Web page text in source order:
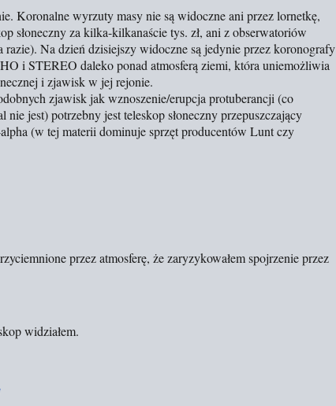
Koronalne wyrzuty masy nie są widoczne ani przez lornetkę,
słoneczny za kilka-kilkanaście tys. zł, ani z obserwatoriów
razie). Na dzień dzisiejszy widoczne są jedynie przez koronografy
i STEREO daleko ponad atmosferą ziemi, która uniemożliwia
i zjawisk w jej rejonie.
zjawisk jak wznoszenie/erupcja protuberancji (co
jest) potrzebny jest teleskop słoneczny przepuszczający
(w tej materii dominuje sprzęt producentów Lunt czy
przez atmosferę, że zaryzykowałem spojrzenie przez
widziałem.